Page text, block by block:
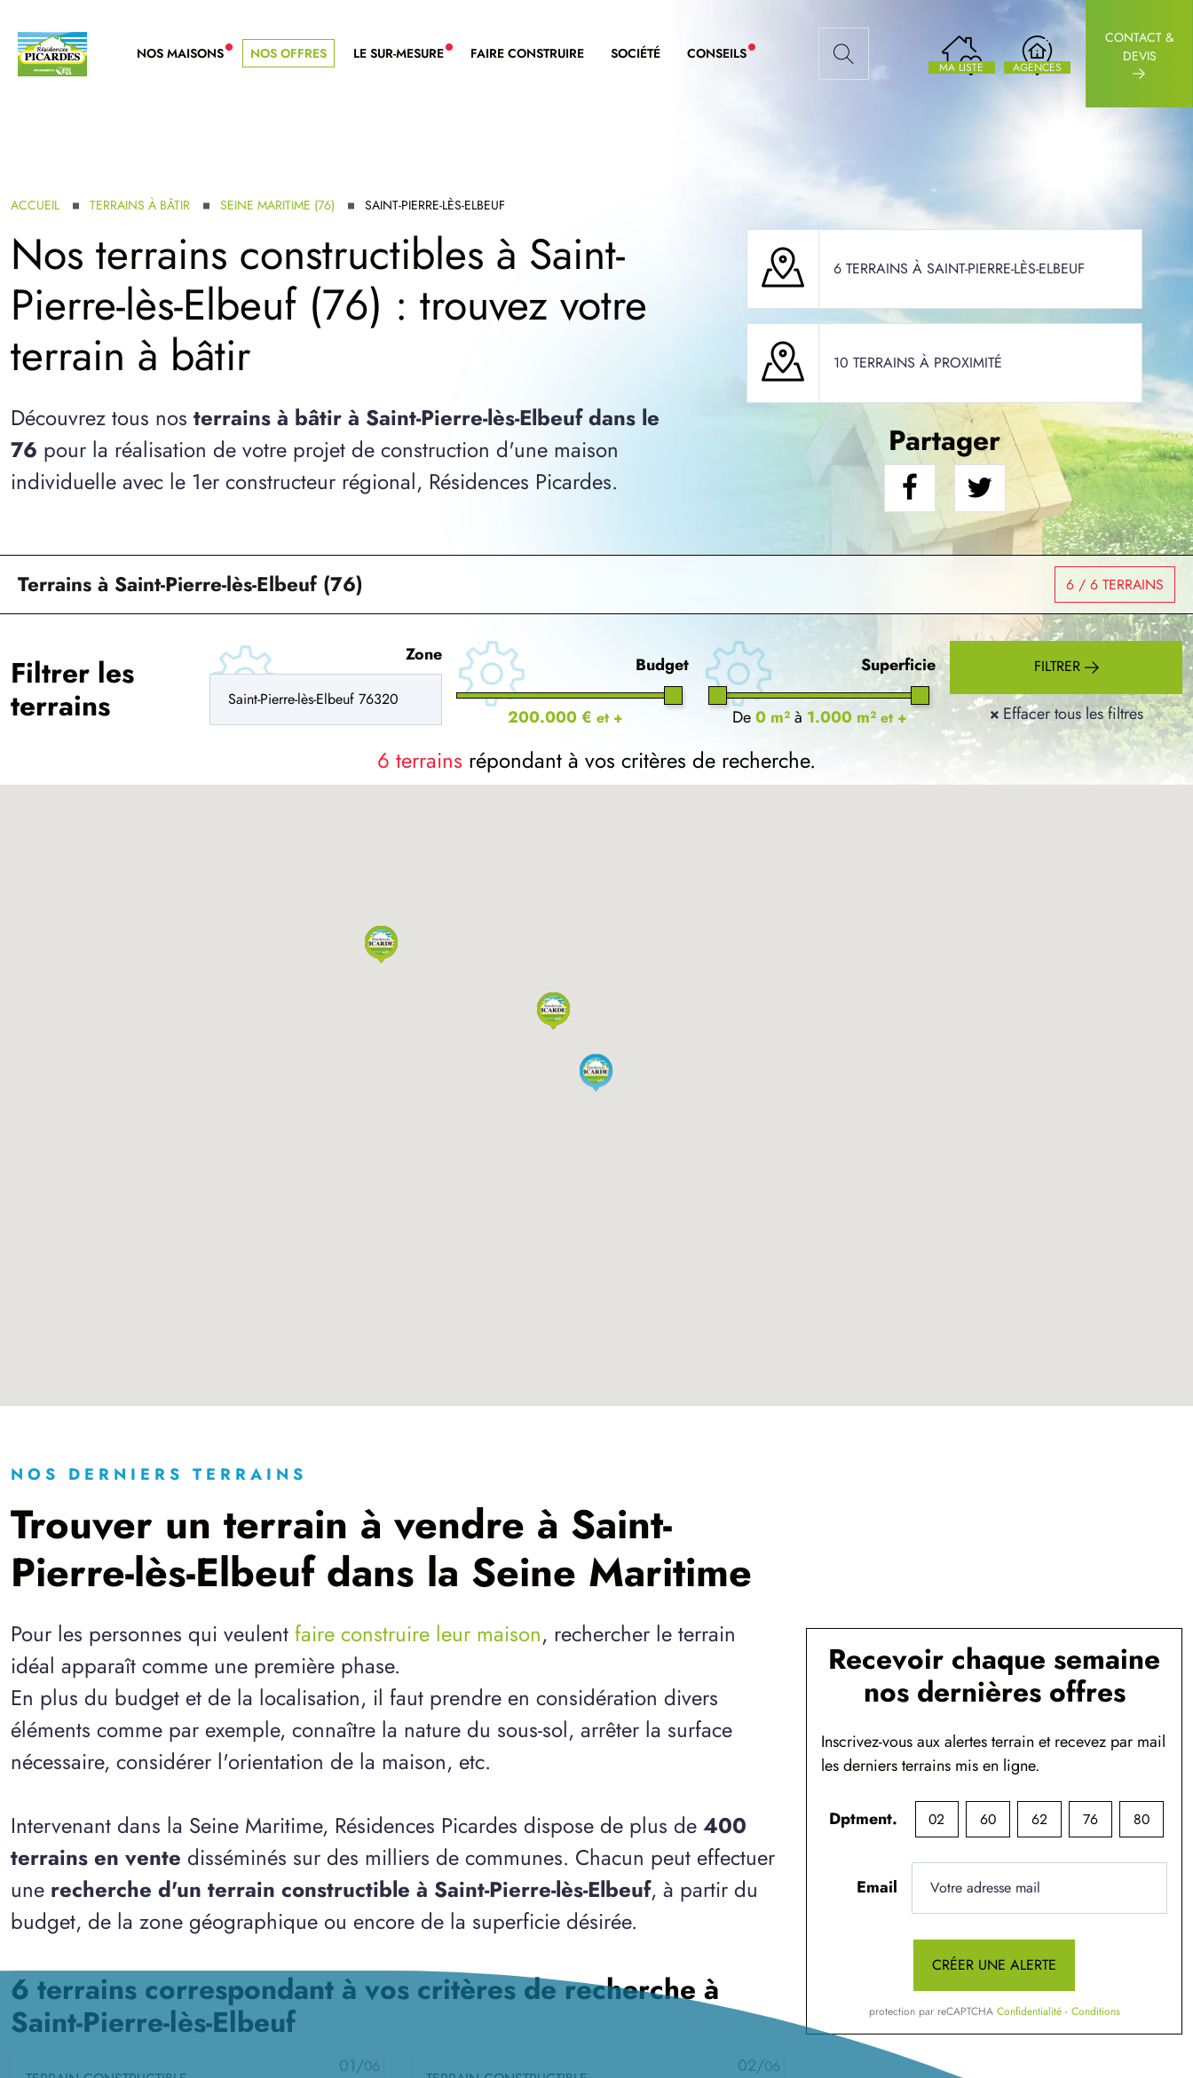
NOS MAISONS NOUVELLE GAMME
NOS OFFRES LE SUR-MESURE NOUVEAU SERVICE BDL EXTENSION
FAIRE CONSTRUIRE SOCIÉTÉ CONSEILS NOUVEAUX ARTICLES
MA LISTE AGENCES
CONTACT &
DEVIS
ACCUEIL TERRAINS À BÂTIR SEINE MARITIME (76) SAINT-PIERRE-LÈS-ELBEUF
Nos terrains constructibles à Saint-
Pierre-lès-Elbeuf (76) : trouvez votre
terrain à bâtir
Découvrez tous nos terrains à bâtir à Saint-Pierre-lès-Elbeuf dans le
76 pour la réalisation de votre projet de construction d'une maison
individuelle avec le 1er constructeur régional, Résidences Picardes.
6 TERRAINS À SAINT-PIERRE-LÈS-ELBEUF
10 TERRAINS À PROXIMITÉ
Partager
Terrains à Saint-Pierre-lès-Elbeuf (76) 6 / 6 TERRAINS
Filtrer les
terrains
Zone Budget
200.000 € et +
Superficie
De0 m²à 1.000 m² et +
FILTRER
× Effacer tous les filtres
6 terrains répondant à vos critères de recherche.
NOS DERNIERS TERRAINS
Trouver un terrain à vendre à Saint-
Pierre-lès-Elbeuf dans la Seine Maritime
Pour les personnes qui veulent faire construire leur maison, rechercher le terrain
idéal apparaît comme une première phase.
En plus du budget et de la localisation, il faut prendre en considération divers
éléments comme par exemple, connaître la nature du sous-sol, arrêter la surface
nécessaire, considérer l'orientation de la maison, etc.
Intervenant dans la Seine Maritime, Résidences Picardes dispose de plus de 400
terrains en vente disséminés sur des milliers de communes. Chacun peut effectuer
une recherche d'un terrain constructible à Saint-Pierre-lès-Elbeuf, à partir du
budget, de la zone géographique ou encore de la superficie désirée.
6 terrains correspondant à vos critères de recherche à
Saint-Pierre-lès-Elbeuf
01/06 02/06
Recevoir chaque semaine
nos dernières offres
Inscrivez-vous aux alertes terrain et recevez par mail
les derniers terrains mis en ligne.
Dptment. 02 60 62 76 80
Email
CRÉER UNE ALERTE
protection par reCAPTCHA Confidentialité - Conditions